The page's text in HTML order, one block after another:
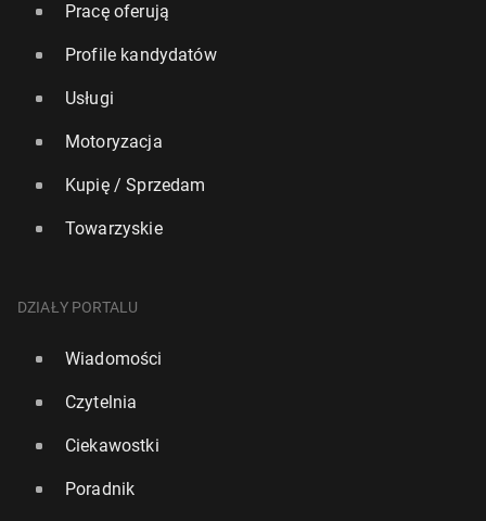
Pracę oferują
Profile kandydatów
Usługi
Motoryzacja
Kupię / Sprzedam
Towarzyskie
DZIAŁY PORTALU
Wiadomości
Czytelnia
Ciekawostki
Poradnik